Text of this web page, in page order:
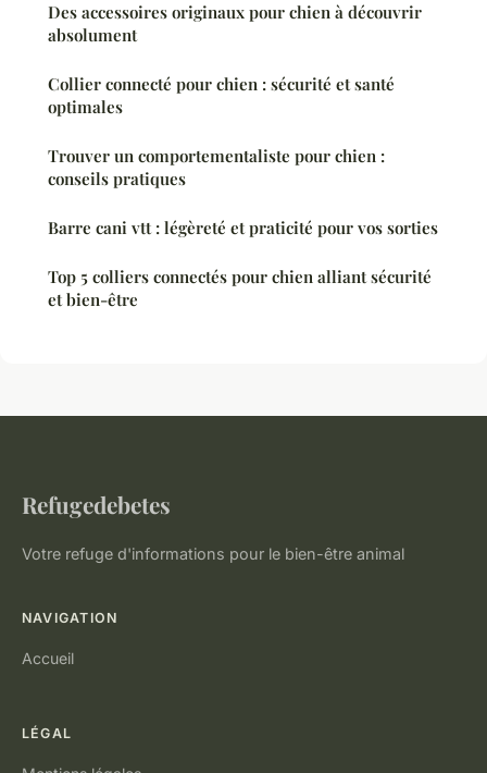
Des accessoires originaux pour chien à découvrir
absolument
Collier connecté pour chien : sécurité et santé
optimales
Trouver un comportementaliste pour chien :
conseils pratiques
Barre cani vtt : légèreté et praticité pour vos sorties
Top 5 colliers connectés pour chien alliant sécurité
et bien-être
Refugedebetes
Votre refuge d'informations pour le bien-être animal
NAVIGATION
Accueil
LÉGAL